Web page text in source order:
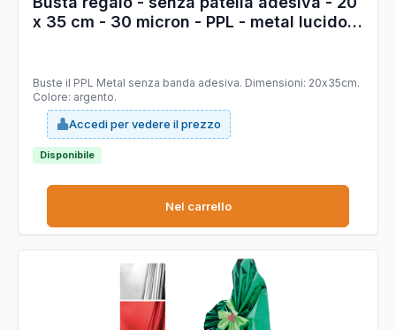
x 35 cm - 30 micron - PPL - metal lucido -
Buste il PPL Metal senza banda adesiva. Dimensioni: 20x35cm.
Colore: argento.
Accedi per vedere il prezzo
Disponibile
Nel carrello